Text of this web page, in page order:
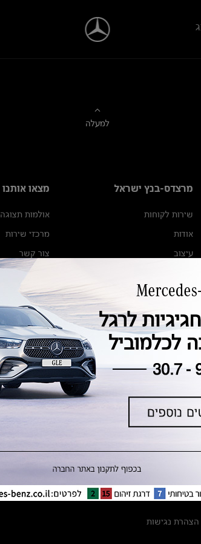
למעלה
מרצדס-בנץ ישראל
שירות לקוחות
אודות
עיצוב
מגזין מרצדס-בנץ
ספרי רכב מרצדס-בנץ
נתוני זיהום אוויר וצריכת דלק וחשמל
נתוני תווית צמיגים
מחירון חלפים
הודעה על הטבות לרכבי מרצדס בהסדר
מצאו אותנו
אולמות תצוגה
מרכזי שירות
צור קשר
הצהרת נגישות